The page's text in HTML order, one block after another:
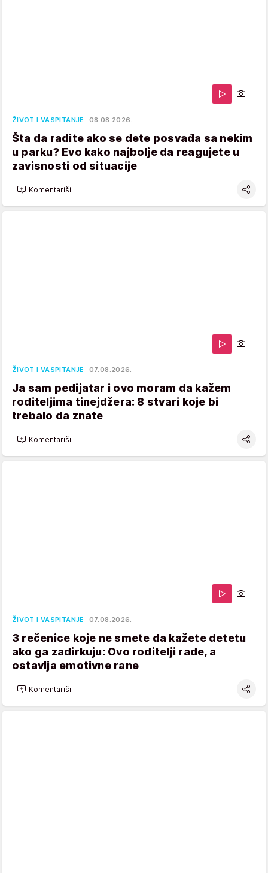
ŽIVOT I VASPITANJE 08.08.2026.
Šta da radite ako se dete posvađa sa nekim
u parku? Evo kako najbolje da reagujete u
zavisnosti od situacije
Komentariši
ŽIVOT I VASPITANJE 07.08.2026.
Ja sam pedijatar i ovo moram da kažem
roditeljima tinejdžera: 8 stvari koje bi
trebalo da znate
Komentariši
ŽIVOT I VASPITANJE 07.08.2026.
3 rečenice koje ne smete da kažete detetu
ako ga zadirkuju: Ovo roditelji rade, a
ostavlja emotivne rane
Komentariši